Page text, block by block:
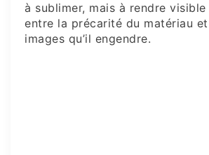
à sublimer, mais à rendre
entre la précarité du matériau
images qu’il engendre.